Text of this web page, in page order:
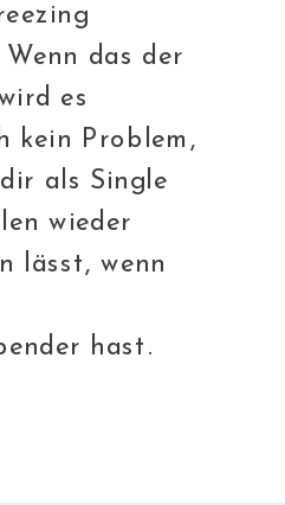
Wenn das der
es
kein Problem,
als Single
wieder
lässt, wenn
hast.